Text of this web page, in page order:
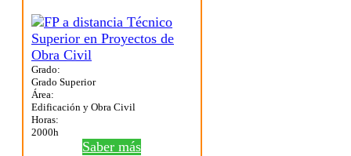
Grado:
Grado Superior
Área:
Edificación y Obra Civil
Horas:
2000h
Saber más